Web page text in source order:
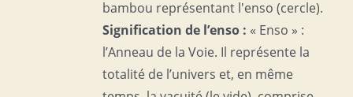
bambou représentant l'enso (cercle).
Signification de l’enso : « Enso » :
l’Anneau de la Voie. Il représente la
totalité de l’univers et, en même